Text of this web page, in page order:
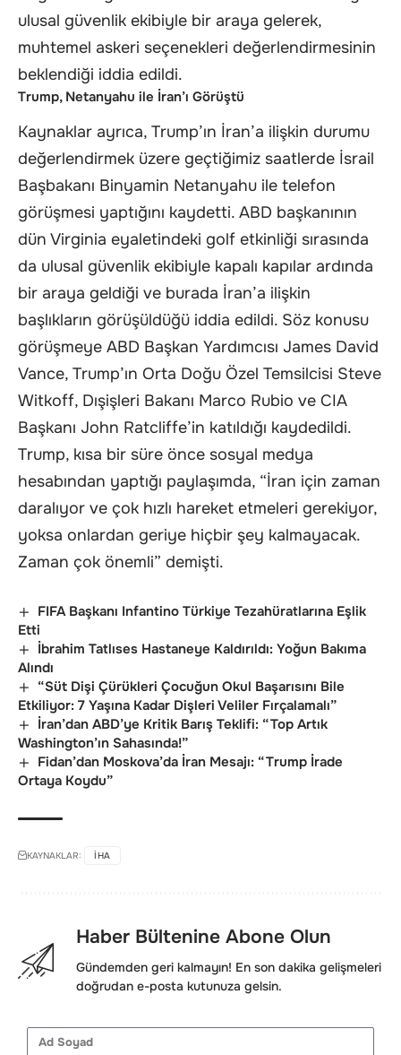
ulusal güvenlik ekibiyle bir araya gelerek,
muhtemel askeri seçenekleri değerlendirmesinin
beklendiği iddia edildi.
Trump, Netanyahu ile İran’ı Görüştü
Kaynaklar ayrıca, Trump’ın İran’a ilişkin durumu
değerlendirmek üzere geçtiğimiz saatlerde İsrail
Başbakanı Binyamin Netanyahu ile telefon
görüşmesi yaptığını kaydetti. ABD başkanının
dün Virginia eyaletindeki golf etkinliği sırasında
da ulusal güvenlik ekibiyle kapalı kapılar ardında
bir araya geldiği ve burada İran’a ilişkin
başlıkların görüşüldüğü iddia edildi. Söz konusu
görüşmeye ABD Başkan Yardımcısı James David
Vance, Trump’ın Orta Doğu Özel Temsilcisi Steve
Witkoff, Dışişleri Bakanı Marco Rubio ve CIA
Başkanı John Ratcliffe’in katıldığı kaydedildi.
Trump, kısa bir süre önce sosyal medya
hesabından yaptığı paylaşımda, “İran için zaman
daralıyor ve çok hızlı hareket etmeleri gerekiyor,
yoksa onlardan geriye hiçbir şey kalmayacak.
Zaman çok önemli” demişti.
FIFA Başkanı Infantino Türkiye Tezahüratlarına Eşlik
Etti
İbrahim Tatlıses Hastaneye Kaldırıldı: Yoğun Bakıma
Alındı
“Süt Dişi Çürükleri Çocuğun Okul Başarısını Bile
Etkiliyor: 7 Yaşına Kadar Dişleri Veliler Fırçalamalı”
İran’dan ABD’ye Kritik Barış Teklifi: “Top Artık
Washington’ın Sahasında!”
Fidan’dan Moskova’da İran Mesajı: “Trump İrade
Ortaya Koydu”
KAYNAKLAR: IHA
Haber Bültenine Abone Olun
Gündemden geri kalmayın! En son dakika gelişmeleri
doğrudan e-posta kutunuza gelsin.